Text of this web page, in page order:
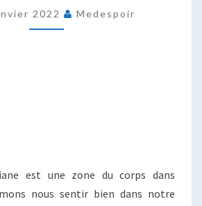
2022 Medespoir
est une zone du corps dans
nous sentir bien dans notre